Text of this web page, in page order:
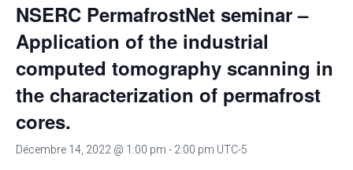
NSERC PermafrostNet seminar –
Application of the industrial
computed tomography scanning in
the characterization of permafrost
cores.
Décembre 14, 2022 @ 1:00 pm - 2:00 pm UTC-5